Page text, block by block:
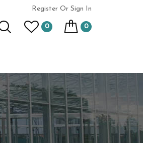
Register Or Sign In
0 0